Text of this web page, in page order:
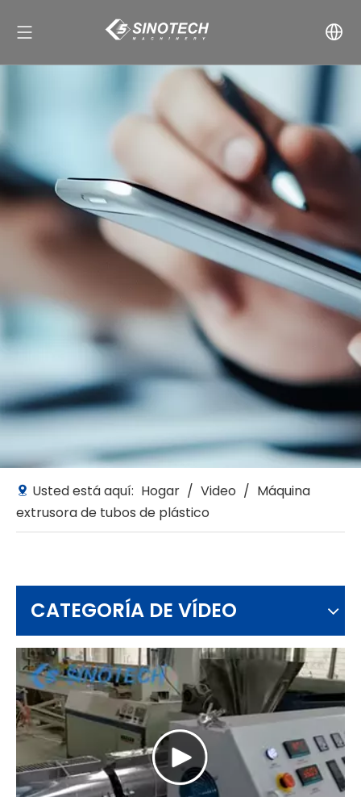
Usted está aquí: Hogar / Video / Máquina
extrusora de tubos de plástico
CATEGORÍA DE VÍDEO